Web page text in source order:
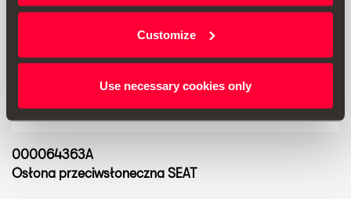
Customize
Use necessary cookies only
000064363A
Osłona przeciwsłoneczna SEAT